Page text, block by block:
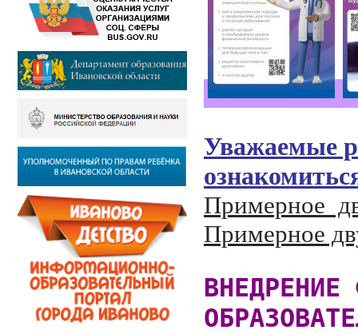
Уважаемые
Примерное
Примерное